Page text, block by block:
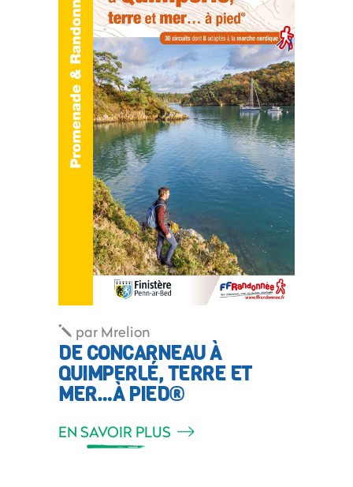
par Mrelion
DE CONCARNEAU À
QUIMPERLÉ, TERRE ET
MER…À PIED®
EN SAVOIR PLUS